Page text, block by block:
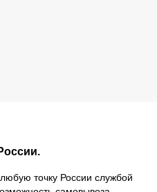
точку России службой